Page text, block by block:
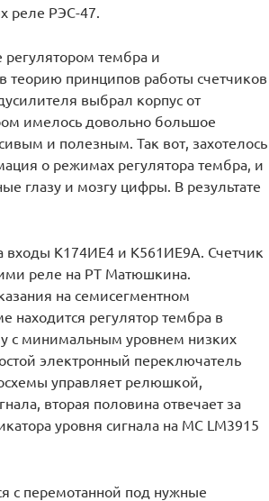
реле РЭС-47.
регулятором тембра и
теорию принципов работы счетчиков
выбрал корпус от
имелось довольно большое
и полезным. Так вот, захотелось
о режимах регулятора тембра, и
глазу и мозгу цифры. В результате
входы К174ИЕ4 и К561ИЕ9А. Счетчик
реле на РТ Матюшкина.
на семисегментном
регулятор тембра в
с минимальным уровнем низких
электронный переключатель
управляет релюшкой,
вторая половина отвечает за
уровня сигнала на МС LM3915
с перемотанной под нужные